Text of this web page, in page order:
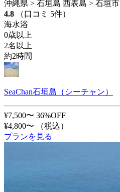
沖縄県 > 石垣島 西表島 > 石垣市
4.8
（口コミ 5件）
海水浴
0歳以上
2名以上
約2時間
SeaChan石垣島（シーチャン）
¥7,500〜 36%OFF
¥4,800〜
（税込）
プランを見る